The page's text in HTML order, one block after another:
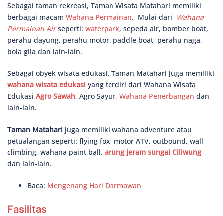
Sebagai taman rekreasi, Taman Wisata Matahari memiliki
berbagai macam Wahana Permainan. Mulai dari Wahana
Permainan Airseperti: waterpark, sepeda air, bomber boat,
perahu dayung, perahu motor, paddle boat, perahu naga,
bola gila dan lain-lain.
Sebagai obyek wisata edukasi, Taman Matahari juga memiliki
wahana wisata edukasi yang terdiri dari Wahana Wisata
Edukasi Agro Sawah, Agro Sayur, Wahana Penerbangan dan
lain-lain.
Taman Matahari juga memiliki wahana adventure atau
petualangan seperti: flying fox, motor ATV, outbound, wall
climbing, wahana paint ball, arung jeram sungai Ciliwung
dan lain-lain.
Baca: Mengenang Hari Darmawan
Fasilitas